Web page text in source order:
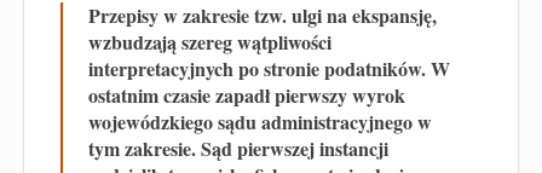
Przepisy w zakresie tzw. ulgi na ekspansję,
wzbudzają szereg wątpliwości
interpretacyjnych po stronie podatników. W
ostatnim czasie zapadł pierwszy wyrok
wojewódzkiego sądu administracyjnego w
tym zakresie. Sąd pierwszej instancji